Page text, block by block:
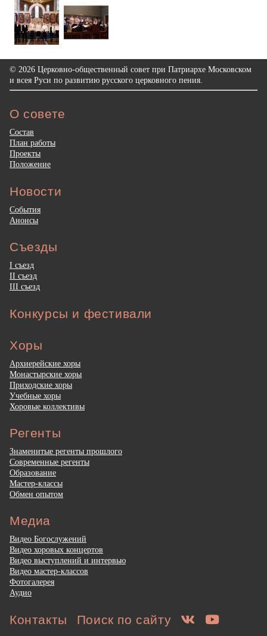
© 2026 Церковно-общественный совет при Патриархе Московском
и всея Руси по развитию русского церковного пения.
О совете
Состав
План работы
Проекты
Положение
Новости
События
Анонсы
Съезды
I съезд
II съезд
III съезд
Конкурсы и фестивали
Хоры
Архиерейские хоры
Монастырские хоры
Приходские хоры
Учебные хоры
Хоровые коллективы
Регенты
Знаменитые регенты прошлого
Современные регенты
Образование
Мастер-классы
Обмен опытом
Медиа
Видео Богослужений
Видео хоровых концертов
Видео выступлений и интервью
Видео мастер-классов
Фотогалерея
Аудио
Контакты Поиск по сайту